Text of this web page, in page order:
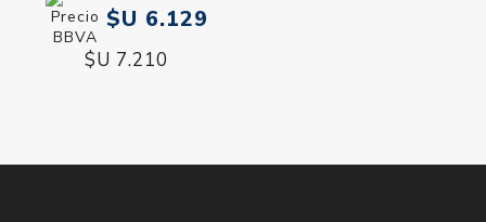
$U 6.129
$U 7.210